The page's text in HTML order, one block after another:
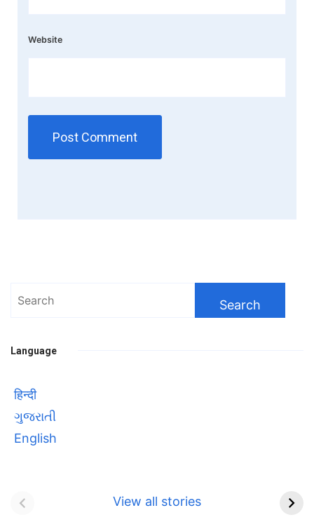
Website
Search
Language
हिन्दी
ગુજરાતી
English
View all stories
Teaser and Trailer
फुले(Savitribai